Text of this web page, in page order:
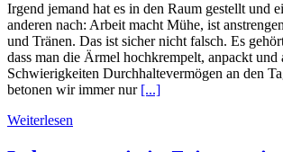
Irgend jemand hat es in den Raum gestellt und
anderen nach: Arbeit macht Mühe, ist
und Tränen. Das ist sicher nicht falsch. Es
dass man die Ärmel hochkrempelt, anpackt und
Schwierigkeiten Durchhaltevermögen an den
betonen wir immer nur [...]
Weiterlesen